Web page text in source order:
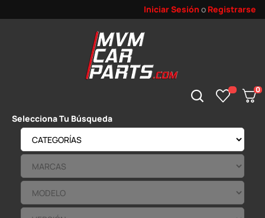
Iniciar Sesión o Registrarse
0
Selecciona Tu Búsqueda